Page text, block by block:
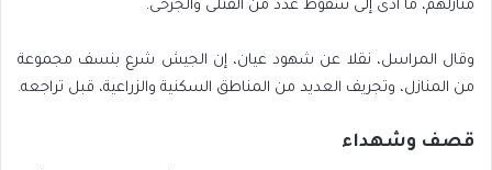
منازلهم، ما أدى إلى سقوط عدد من القتلى والجرحى.
وقال المراسل، نقلا عن شهود عيان، إن الجيش شرع بنسف مجموعة
من المنازل، وتجريف العديد من المناطق السكنية والزراعية، قبل تراجعه.
قصف وشهداء